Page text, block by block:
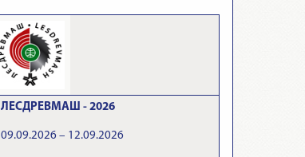
ЛЕСДРЕВМАШ - 2026
09.09.2026 – 12.09.2026